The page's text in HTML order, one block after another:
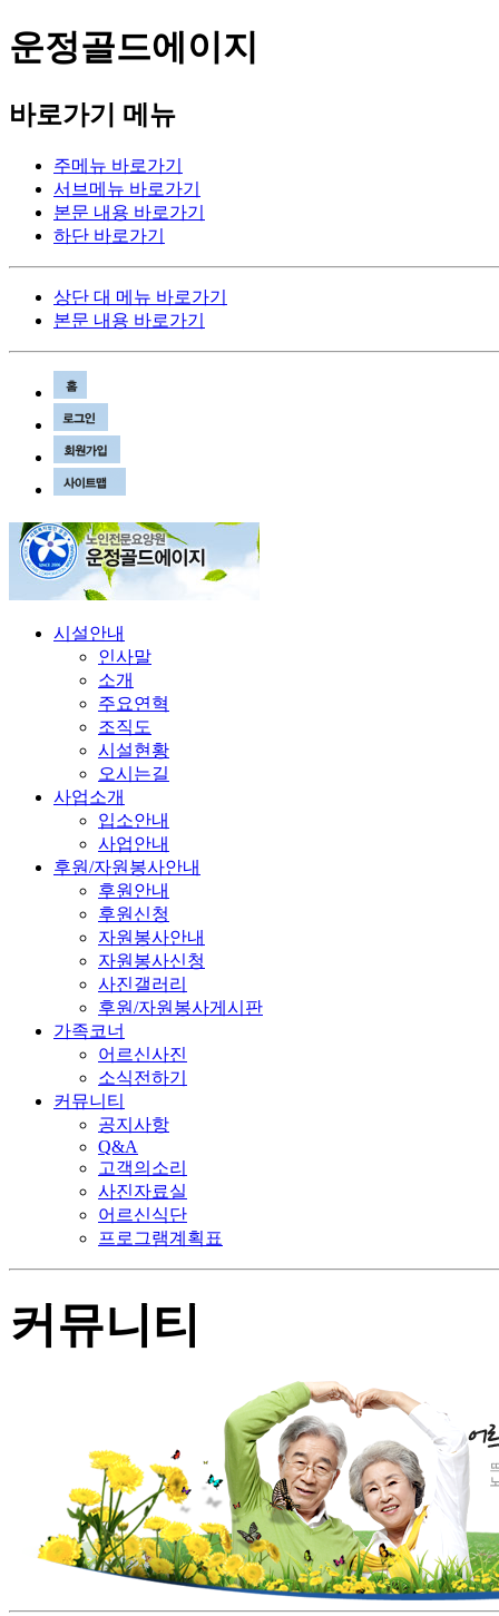
운정골드에이지
바로가기 메뉴
주메뉴 바로가기
서브메뉴 바로가기
본문 내용 바로가기
하단 바로가기
상단 대 메뉴 바로가기
본문 내용 바로가기
시설안내
인사말
소개
주요연혁
조직도
시설현황
오시는길
사업소개
입소안내
사업안내
후원/자원봉사안내
후원안내
후원신청
자원봉사안내
자원봉사신청
사진갤러리
후원/자원봉사게시판
가족코너
어르신사진
소식전하기
커뮤니티
공지사항
Q&A
고객의소리
사진자료실
어르신식단
프로그램계획표
커뮤니티